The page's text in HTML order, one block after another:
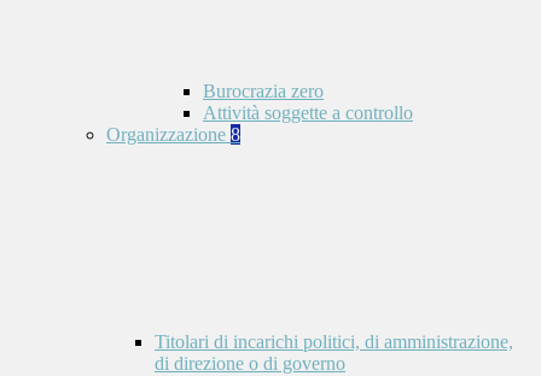
Burocrazia zero
Attività soggette a controllo
Organizzazione 8
Titolari di incarichi politici, di amministrazione,
di direzione o di governo